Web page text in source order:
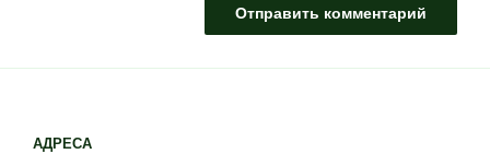
АДРЕСА